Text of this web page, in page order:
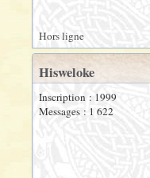
Hors ligne
Hisweloke
Inscription : 1999
Messages : 1 622